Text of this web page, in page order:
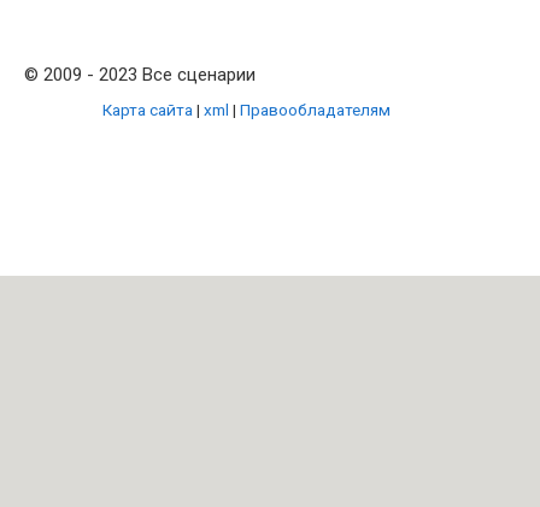
© 2009 - 2023 Все сценарии
Карта сайта | xml | Правообладателям